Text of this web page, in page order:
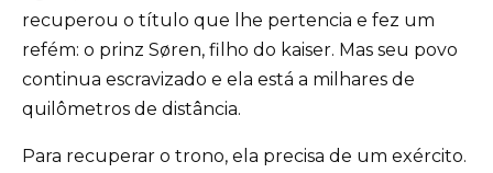
recuperou o título que lhe pertencia e fez um
refém: o prinz Søren, filho do kaiser. Mas seu povo
continua escravizado e ela está a milhares de
quilômetros de distância.
Para recuperar o trono, ela precisa de um exército.